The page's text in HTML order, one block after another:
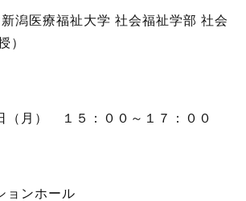
潟医療福祉大学 社会福祉学部 社会
）
（月） １５：００～１７：００
ョンホール